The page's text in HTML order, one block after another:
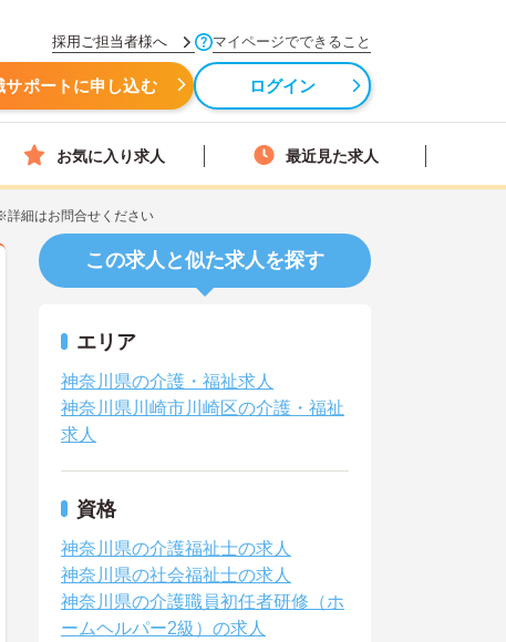
採用ご担当者様へ マイページでできること
サポートに申し込む ログイン
お気に入り求人 最近見た求人
細はお問合せください
この求人と似た求人を探す
エリア
神奈川県の介護・福祉求人
神奈川県川崎市川崎区の介護・福祉
求人
資格
神奈川県の介護福祉士の求人
神奈川県の社会福祉士の求人
神奈川県の介護職員初任者研修（ホ
ームヘルパー2級）の求人